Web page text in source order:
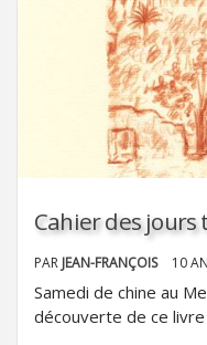
Cahier des
PAR JEAN-FRANÇOIS 10
Samedi de chine au
découverte de ce livre